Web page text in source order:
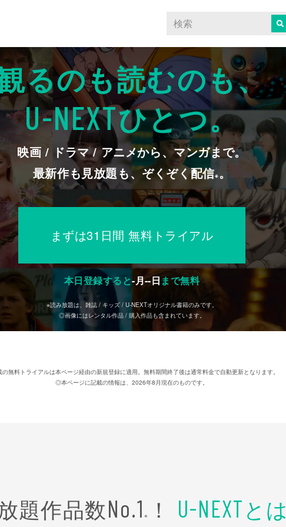
るのも読むのも、
U-NEXTひとつ。
映画 / ドラマ / アニメから、マンガまで。
最新作も見放題も、ぞくぞく配信※ 。
まずは31日間 無料トライアル
本日登録すると-月--日 まで無料
※読み放題は、雑誌 / キッズ / U-NEXTオリジナル書籍のみです。
◎画像にはレンタル作品 / 購入作品も含まれています。
無料トライアルは本ページ経由の新規登録に適用。無料期間終了後は通常料金で自動更新となります。
◎本ページに記載の情報は、2026年8月現在のものです。
題作品数No.1 ※ ！ U-NEXTとは